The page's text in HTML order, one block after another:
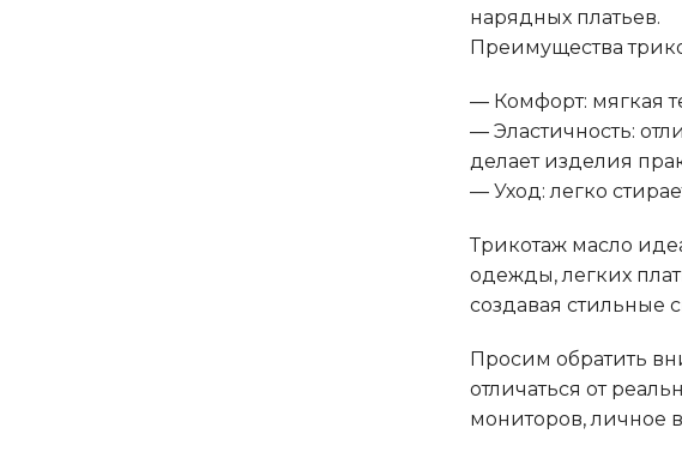
нарядных платьев.
Преимущества
— Комфорт: мягкая
— Эластичность:
делает изделия
— Уход: легко
Трикотаж масло
одежды, легких
создавая стильные
Просим обратить
отличаться от
мониторов, личное